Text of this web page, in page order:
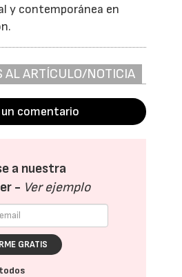
y contemporánea en
AL ARTÍCULO/NOTICIA
un comentario
a nuestra
- Ver ejemplo
GRATIS